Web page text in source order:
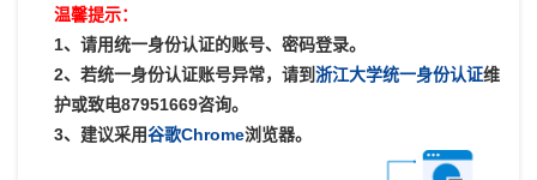
温馨提示：
1、请用统一身份认证的账号、密码登录。
2、若统一身份认证账号异常，请到浙江大学统一身份认证维
护或致电87951669咨询。
3、建议采用谷歌Chrome浏览器。